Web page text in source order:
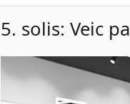
5. solis: Veic